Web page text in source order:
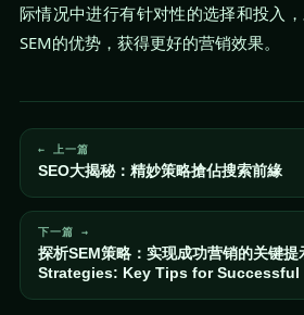
际情况中进行有针对性的选择和投入
SEM的优势，获得更好的营销效果。
← 上一篇
SEO大揭秘：精妙策略搶佔搜索前緣
下一篇 →
探析SEM策略：实现成功营销的关键
Strategies: Key Tips for Successful